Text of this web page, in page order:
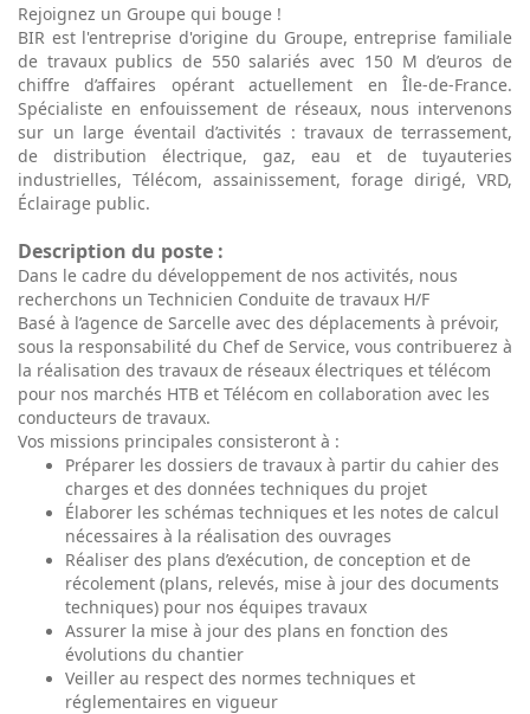
Rejoignez un Groupe qui bouge !
BIR est l'entreprise d'origine du Groupe, entreprise familiale
de travaux publics de 550 salariés avec 150 M d’euros de
chiffre d’affaires opérant actuellement en Île-de-France.
Spécialiste en enfouissement de réseaux, nous intervenons
sur un large éventail d’activités : travaux de terrassement,
de distribution électrique, gaz, eau et de tuyauteries
industrielles, Télécom, assainissement, forage dirigé, VRD,
Éclairage public.
Description du poste :
Dans le cadre du développement de nos activités, nous
recherchons un Technicien Conduite de travaux H/F
Basé à l’agence de Sarcelle avec des déplacements à prévoir,
sous la responsabilité du Chef de Service, vous contribuerez à
la réalisation des travaux de réseaux électriques et télécom
pour nos marchés HTB et Télécom en collaboration avec les
conducteurs de travaux.
Vos missions principales consisteront à :
Préparer les dossiers de travaux à partir du cahier des
charges et des données techniques du projet
Élaborer les schémas techniques et les notes de calcul
nécessaires à la réalisation des ouvrages
Réaliser des plans d’exécution, de conception et de
récolement (plans, relevés, mise à jour des documents
techniques) pour nos équipes travaux
Assurer la mise à jour des plans en fonction des
évolutions du chantier
Veiller au respect des normes techniques et
réglementaires en vigueur